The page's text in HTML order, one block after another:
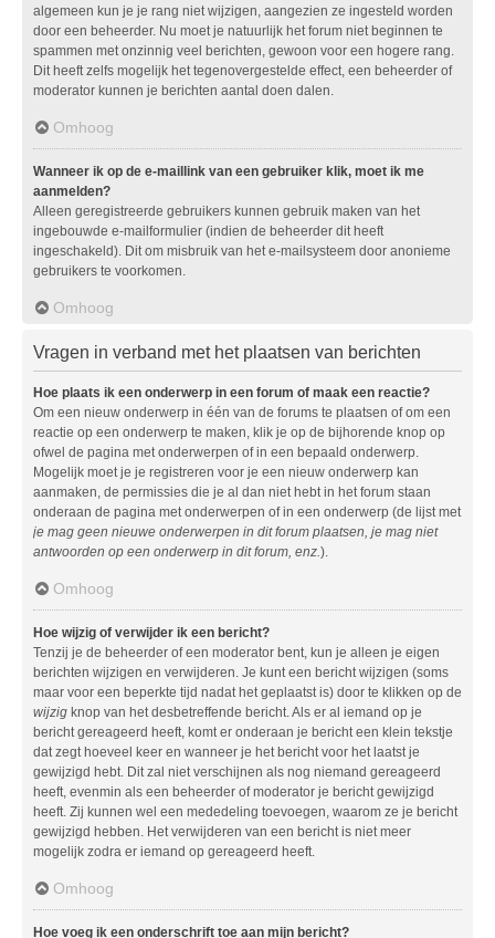
algemeen kun je je rang niet wijzigen, aangezien ze ingesteld worden
door een beheerder. Nu moet je natuurlijk het forum niet beginnen te
spammen met onzinnig veel berichten, gewoon voor een hogere rang.
Dit heeft zelfs mogelijk het tegenovergestelde effect, een beheerder of
moderator kunnen je berichten aantal doen dalen.
Omhoog
Wanneer ik op de e-maillink van een gebruiker klik, moet ik me
aanmelden?
Alleen geregistreerde gebruikers kunnen gebruik maken van het
ingebouwde e-mailformulier (indien de beheerder dit heeft
ingeschakeld). Dit om misbruik van het e-mailsysteem door anonieme
gebruikers te voorkomen.
Omhoog
Vragen in verband met het plaatsen van berichten
Hoe plaats ik een onderwerp in een forum of maak een reactie?
Om een nieuw onderwerp in één van de forums te plaatsen of om een
reactie op een onderwerp te maken, klik je op de bijhorende knop op
ofwel de pagina met onderwerpen of in een bepaald onderwerp.
Mogelijk moet je je registreren voor je een nieuw onderwerp kan
aanmaken, de permissies die je al dan niet hebt in het forum staan
onderaan de pagina met onderwerpen of in een onderwerp (de lijst met
je mag geen nieuwe onderwerpen in dit forum plaatsen, je mag niet
antwoorden op een onderwerp in dit forum, enz. ).
Omhoog
Hoe wijzig of verwijder ik een bericht?
Tenzij je de beheerder of een moderator bent, kun je alleen je eigen
berichten wijzigen en verwijderen. Je kunt een bericht wijzigen (soms
maar voor een beperkte tijd nadat het geplaatst is) door te klikken op de
wijzig knop van het desbetreffende bericht. Als er al iemand op je
bericht gereageerd heeft, komt er onderaan je bericht een klein tekstje
dat zegt hoeveel keer en wanneer je het bericht voor het laatst je
gewijzigd hebt. Dit zal niet verschijnen als nog niemand gereageerd
heeft, evenmin als een beheerder of moderator je bericht gewijzigd
heeft. Zij kunnen wel een mededeling toevoegen, waarom ze je bericht
gewijzigd hebben. Het verwijderen van een bericht is niet meer
mogelijk zodra er iemand op gereageerd heeft.
Omhoog
Hoe voeg ik een onderschrift toe aan mijn bericht?